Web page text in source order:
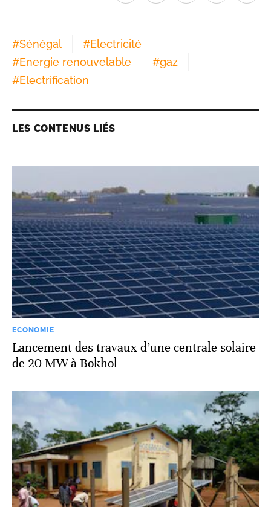
#Sénégal #Electricité
#Energie renouvelable #gaz
#Electrification
LES CONTENUS LIÉS
ECONOMIE
Lancement des travaux d’une centrale solaire
de 20 MW à Bokhol